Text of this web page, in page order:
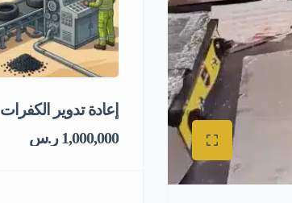
إعادة تدوير الكفرات
1,000,000 ر.س